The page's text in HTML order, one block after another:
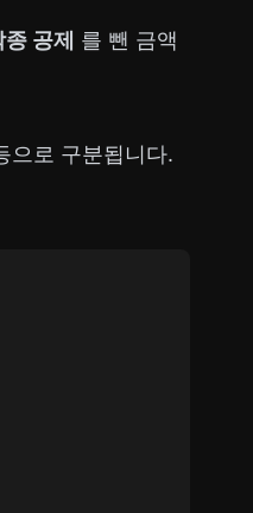
종 공제 를 뺀 금액
으로 구분됩니다.